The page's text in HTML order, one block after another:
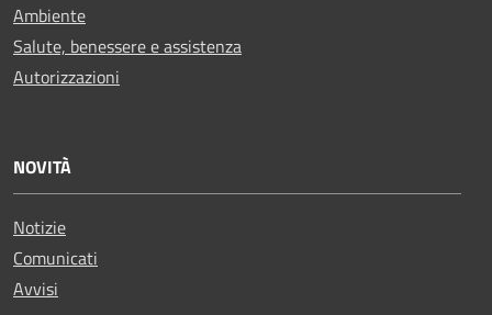
Ambiente
Salute, benessere e assistenza
Autorizzazioni
NOVITÀ
Notizie
Comunicati
Avvisi